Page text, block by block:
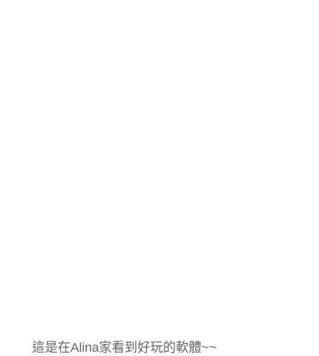
這是在Alina家看到好玩的軟體~~